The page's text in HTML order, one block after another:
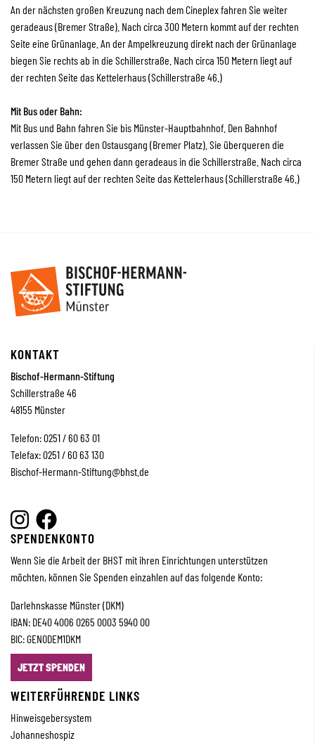
An der nächsten großen Kreuzung nach dem Cineplex fahren Sie weiter
geradeaus (Bremer Straße). Nach circa 300 Metern kommt auf der rechten
Seite eine Grünanlage. An der Ampelkreuzung direkt nach der Grünanlage
biegen Sie rechts ab in die Schillerstraße. Nach circa 150 Metern liegt auf
der rechten Seite das Kettelerhaus (Schillerstraße 46.)
Mit Bus oder Bahn:
Mit Bus und Bahn fahren Sie bis Münster-Hauptbahnhof. Den Bahnhof
verlassen Sie über den Ostausgang (Bremer Platz). Sie überqueren die
Bremer Straße und gehen dann geradeaus in die Schillerstraße. Nach circa
150 Metern liegt auf der rechten Seite das Kettelerhaus (Schillerstraße 46.)
KONTAKT
Bischof-Hermann-Stiftung
Schillerstraße 46
48155 Münster
Telefon: 0251 / 60 63 01
Telefax: 0251 / 60 63 130
Bischof-Hermann-Stiftung@bhst.de
SPENDENKONTO
Wenn Sie die Arbeit der BHST mit ihren Einrichtungen unterstützen
möchten, können Sie Spenden einzahlen auf das folgende Konto:
Darlehnskasse Münster (DKM)
IBAN: DE40 4006 0265 0003 5940 00
BIC: GENODEM1DKM
JETZT SPENDEN
WEITERFÜHRENDE LINKS
Hinweisgebersystem
Johanneshospiz